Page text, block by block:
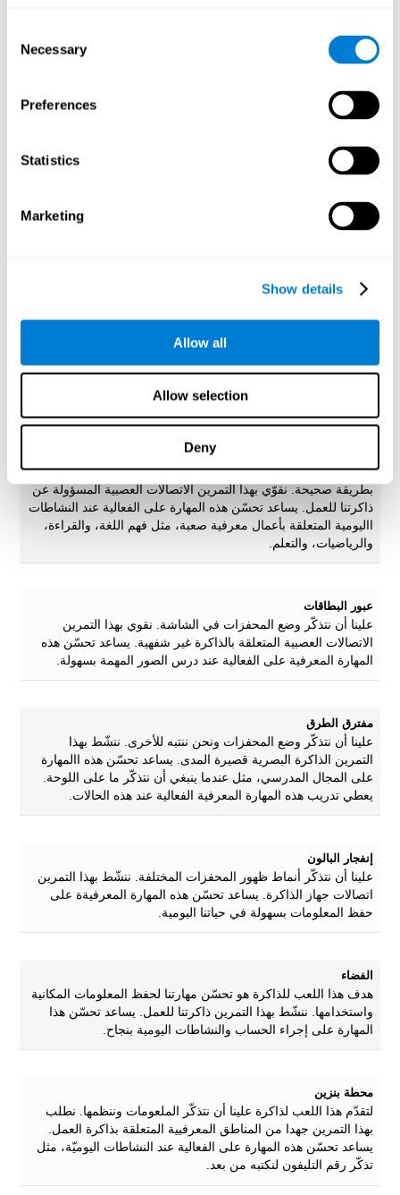
Selection
Necessary
Preferences
Statistics
Marketing
Show details
Allow all
Allow selection
Deny
ذاكرتنا أنواع المعلومات مختلفة. ننشّط بهذا اللعب الأنماط العصبية
المسؤولة عنن القدرة على حفظ الذكريات. يساعد تحسّن هذه
تذكّر المكان حيث كان مفتاح البيت.
الاتيرليليس
المتنوّرة. ننشّط بممارسة هذا اللععب الاتصالات الدماغية المتعلقة
بأنواع الذاكرة المختلفة. يساعد هذا التمرين على حفظ المعلومات
الرموز الموحد
علينا أن نتذكّر المحفزات الظاهرة من قبل. ننشّط بهذا التمريين
الدوائر العصبية للذاكرة ونقوّيها. تساعد تقوية الاتصالات على
الشتراء.
هدف هذا اللعب للذاكرة هو تحدّي قدرتنا على حفظ المعلومات
واستخدامها. علينا أن نحفظ الأرقام المختلفة في الشاشة ونحسب
بطريقة صحيحة. نقوّي بهذا التمرين الاتصالات العصبية المسؤولة عن
ذاكرتنا للعمل. يساعد تحسّن هذه المهارة على الفعالية عند النشاطات
االيومية المتعلقة بأعمال معرفية صعبة، مثل فهم اللغة، والقراءة،
والرياضيات، والتعلم.
عبور البطاقات
علينا أن نتذكّر وضع المحفزات في الشاشة. نقوي بهذا التمرين
الاتصالات العصبية المتعلقة بالذاكرة غير شفهية. يساعد تحسّن هذه
المهارة المعرفية على الفعالية عند درس الصور المهمة بسهولة.
مفترق الطرق
علينا أن نتذكّر وضع المحفزات ونحن ننتبه للأخرى. ننشّط بهذا
التمرين الذاكرة البصرية قصيرة المدى. يساعد تحسّن هذه االمهارة
على المجال المدرسي، مثل عندما ينبغي أن نتذكّر ما على اللوحة.
يعطي تدريب هذه المهارة المعرفية الفعالية عند هذه الحالات.
إنفجار البالون
علينا أن نتذكّر أنماط ظهور المحفزات المختلفة. ننشّط بهذا التمرين
اتصالات جهاز الذاكرة. يساعد تحسّن هذه المهارة المعرفيةة على
حفظ المعلومات بسهولة في حياتنا اليومية.
الفضاء
هدف هذا اللعب للذاكرة هو تحسّن مهارتنا لحفظ المعلومات المكانية
واستخدامها. ننشّط بهذا التمرين ذاكرتنا للعمل. يساعد تحسّن هذا
المهارة على إجراء الحساب والنشاطات اليومية بنجاح.
محطة بنزين
لتقدّم هذا اللعب لذاكرة علينا أن نتذكّر الملعومات وننظمها. نطلب
بهذا التمرين جهدا من المناطق المعرفيية المتعلقة بذاكرة العمل.
يساعد تحسّن هذه المهارة على الفعالية عند النشاطات اليوميّة، مثل
تذكّر رقم التليفون لنكتبه من بعد.